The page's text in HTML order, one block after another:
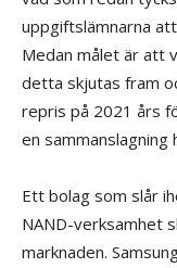
uppgiftslämnarna
Medan målet är att
detta skjutas fram
repris på 2021 års
en sammanslagning
Ett bolag som slår
NAND-verksamhet
marknaden.